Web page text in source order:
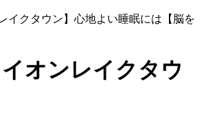
イクタウン】心地よい睡眠には【脳を
オンレイクタウ